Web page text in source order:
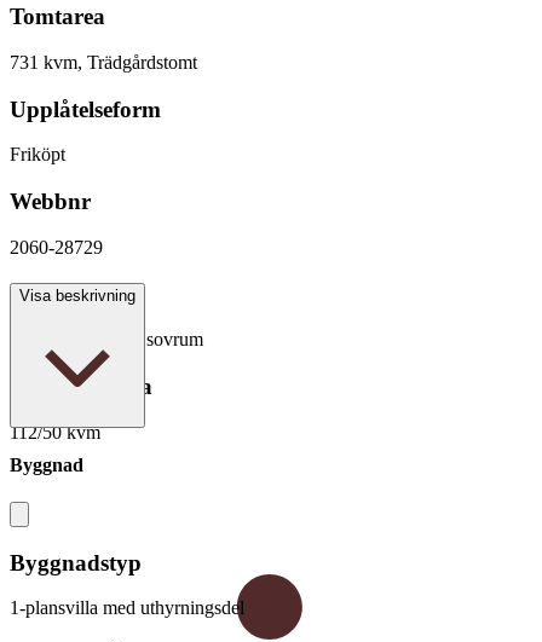
Tomtarea
731 kvm, Trädgårdstomt
Upplåtelseform
Friköpt
Webbnr
2060-28729
Antal rum
6 rum varav 4 - 5 sovrum
Boarea/Biarea
112/50 kvm
Visa beskrivning
Byggnad
Byggnadstyp
1-plansvilla med uthyrningsdel